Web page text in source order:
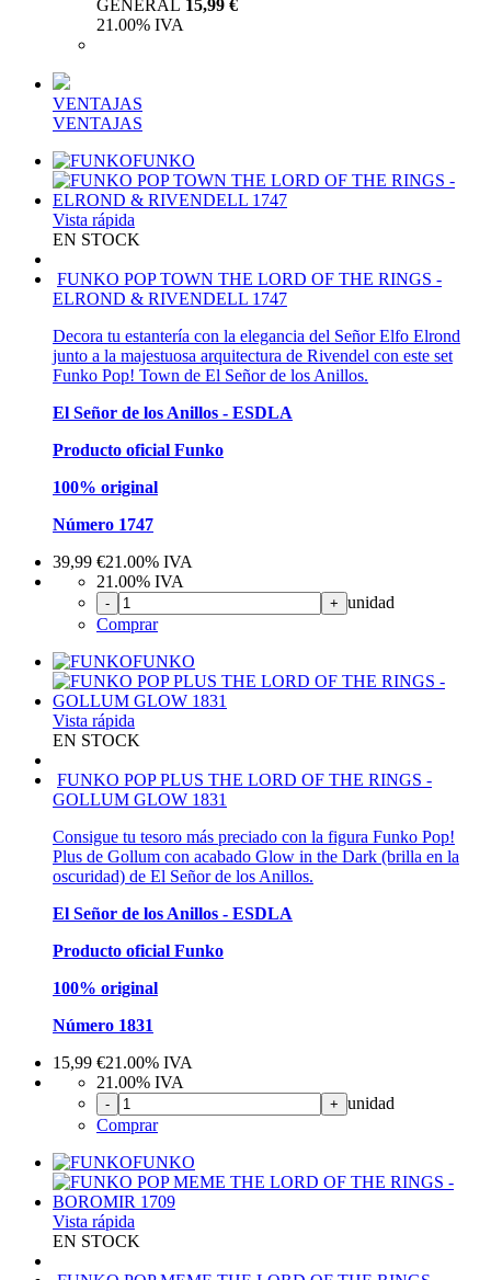
GENERAL 15,99 €
21.00% IVA
VENTAJAS
VENTAJAS
FUNKO
Vista rápida
EN STOCK
FUNKO POP TOWN THE LORD OF THE RINGS -
ELROND & RIVENDELL 1747
Decora tu estantería con la elegancia del Señor Elfo Elrond
junto a la majestuosa arquitectura de Rivendel con este set
Funko Pop! Town de El Señor de los Anillos.
El Señor de los Anillos - ESDLA
Producto oficial Funko
100% original
Número 1747
39,99 €21.00% IVA
21.00% IVA
- + unidad
Comprar
FUNKO
Vista rápida
EN STOCK
FUNKO POP PLUS THE LORD OF THE RINGS -
GOLLUM GLOW 1831
Consigue tu tesoro más preciado con la figura Funko Pop!
Plus de Gollum con acabado Glow in the Dark (brilla en la
oscuridad) de El Señor de los Anillos.
El Señor de los Anillos - ESDLA
Producto oficial Funko
100% original
Número 1831
15,99 €21.00% IVA
21.00% IVA
- + unidad
Comprar
FUNKO
Vista rápida
EN STOCK